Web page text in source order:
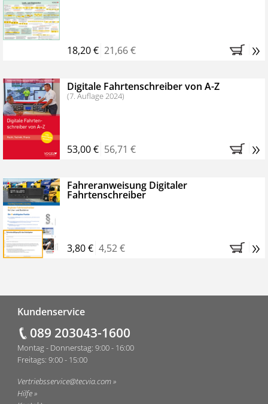
Bestellen Sie jetzt das VerkehrsRundschau Profipaket im
Kennenlern-Abo für zwei Monate (inkl. der derzeitig
Monaten brauchen Sie nichts weiter tun, das
Abonnement endet automatisch, es entstehen keine
weiteren Verpflichtungen.
18,20 € 21,66 € »
Digitale Fahrtenschreiber von A-Z
(7. Auflage 2024)
53,00 € 56,71 € »
Fahreranweisung Digitaler
Fahrtenschreiber
3,80 € 4,52 € »
Kundenservice
089 203043-1600
Montag - Donnerstag: 9:00 - 16:00
Freitags: 9:00 - 15:00
Vertriebsservice@tecvia.com
Hilfe